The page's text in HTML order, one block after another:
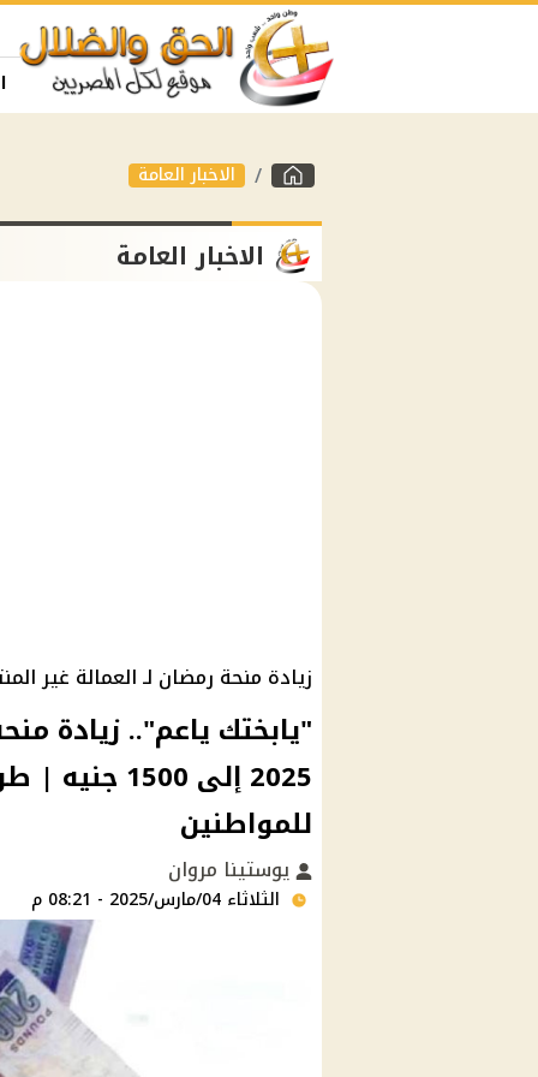
الاخبار العامة
الاخبار العامة
زيادة منحة رمضان لـ العمالة غير
"يابختك ياعم".. زيادة
2025 إلى
للمواطنين
يوستينا مروان
الثلاثاء 04/مارس/2025 - 08:21 م